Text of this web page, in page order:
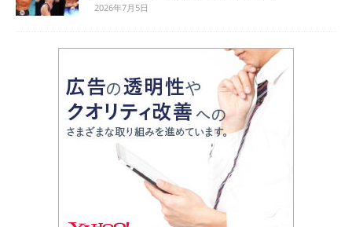
2026年7月5日